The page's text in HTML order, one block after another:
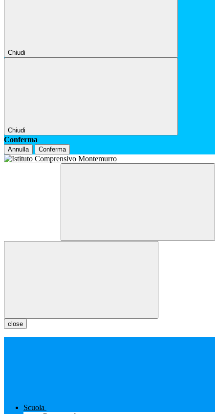
Chiudi
Chiudi
Conferma
Annulla Conferma
close
Scuola